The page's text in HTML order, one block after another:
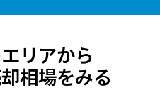
リアから
相場をみる